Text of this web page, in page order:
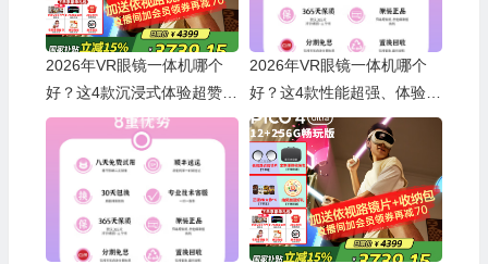
2026年VR眼镜一体机哪个
好？这4款沉浸式体验超赞，
玩游戏、看电影都不在话
下，你绝对不能错过
2026年VR眼镜一体机哪个
好？这4款性能超强、体验极
佳，绝对值得你入手